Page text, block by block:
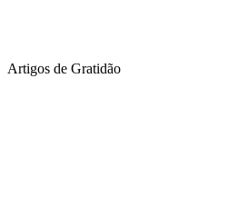
Artigos de Gratidão